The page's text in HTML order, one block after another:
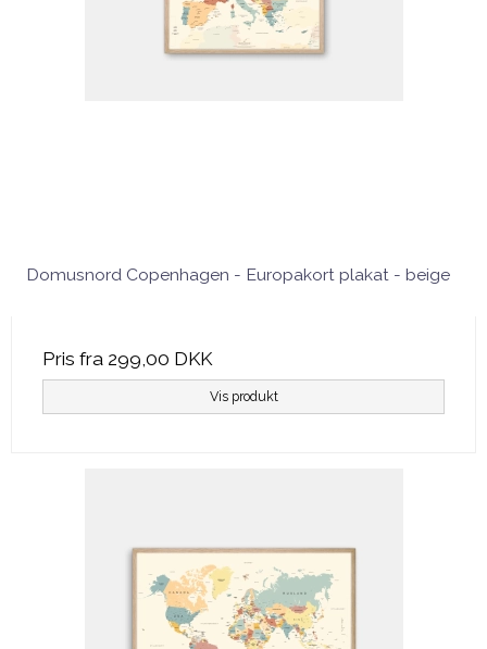
Domusnord Copenhagen - Europakort plakat - beige
Pris fra 299,00 DKK
Vis produkt